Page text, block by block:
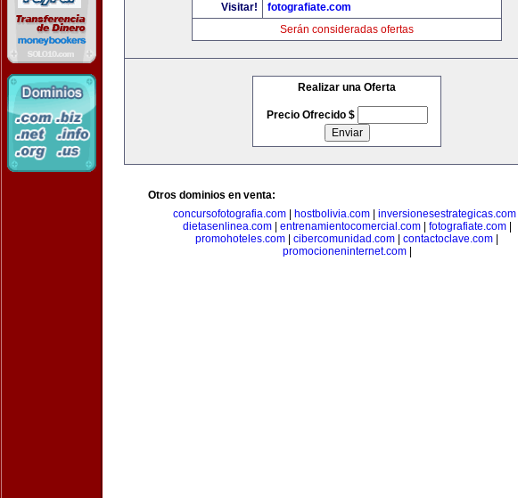
Visitar!
fotografiate.com
Serán consideradas ofertas
Realizar una Oferta
Precio Ofrecido $
Otros dominios en venta:
concursofotografia.com| hostbolivia.com| inversionesestrategicas.com|
dietasenlinea.com| entrenamientocomercial.com| fotografiate.com|
promohoteles.com
cibercomunidad.com contactoclave.com
promocioneninternet.com|